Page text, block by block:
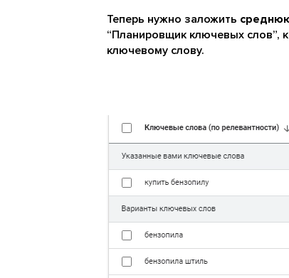
Теперь нужно заложить
“Планировщик ключевых слов”,
ключевому слову.